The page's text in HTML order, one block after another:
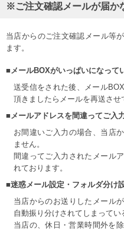
※ご注文確認メールが届か
当店からのご注文確認メール等
ます。
■メールBOXがいっぱいになって
送受信をされた後、メール
頂きましたらメールを再送させ
■メールアドレスを間違ってご入力
お間違いご入力の場合、当店
ません。
間違ってご入力されたメール
れております。
■迷惑メール設定・フォルダ分け設
当店からのお送りしたメール
自動振り分けされてしまってい
当店の、休日・営業時間外を